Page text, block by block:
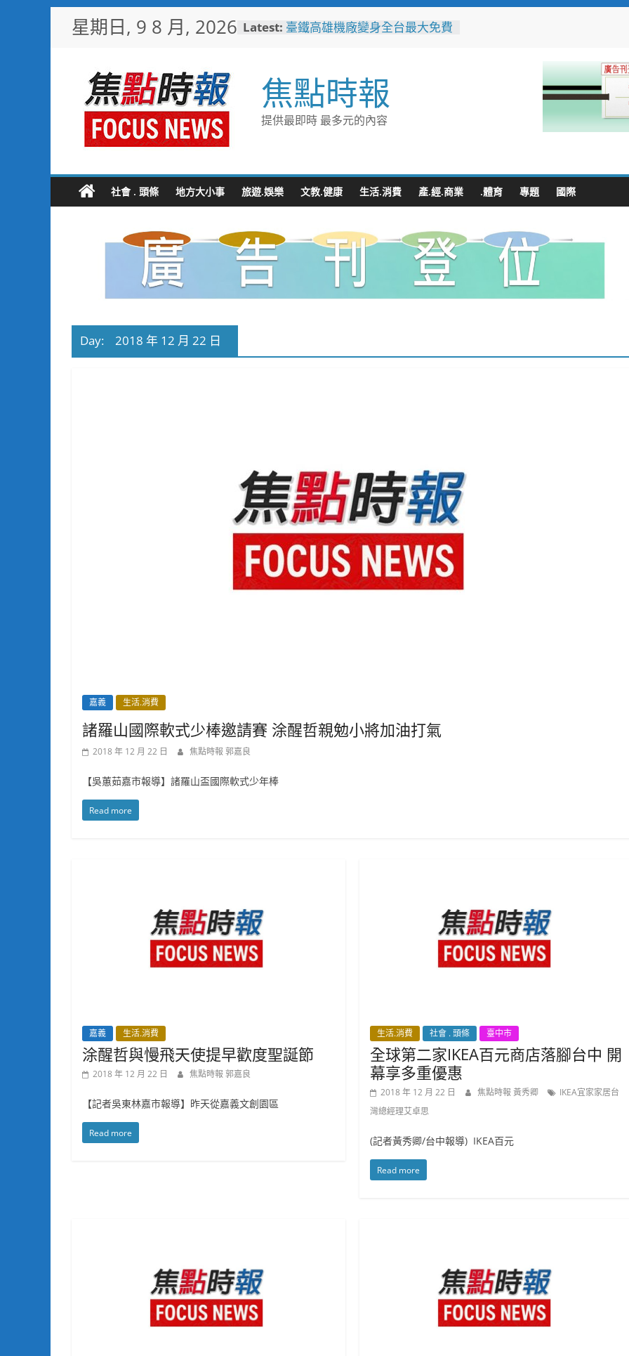
星期日, 9 8 月, 2026 Latest: 臺鐵高雄機廠變身全台最大免費
社區奪季軍、民榮社區獲佳作
岡山警民聯手暖助八旬嬤 「人
情味GPS」10分鐘找回返家路
跨國並肩彩排激盪爵士新火花
焦點時報
提供最即時 最多元的內容
社會 . 頭條 地方大小事 旅遊.娛樂 文教.健康 生活.消費 產.經.商業 .體育 專題 國際
Day: 2018 年 12 月 22 日
嘉義 生活.消費
諸羅山國際軟式少棒邀請賽 涂醒哲親勉小將加油打氣
2018 年 12 月 22 日 焦點時報 郭嘉良
【吳蕙茹嘉市報導】諸羅山盃國際軟式少年棒
Read more
嘉義 生活.消費
涂醒哲與慢飛天使提早歡度聖誕節
2018 年 12 月 22 日 焦點時報 郭嘉良
【記者吳東林嘉市報導】昨天從嘉義文創園區
Read more
生活.消費 社會 . 頭條 臺中市
全球第二家IKEA百元商店落腳台中 開
幕享多重優惠
2018 年 12 月 22 日 焦點時報 黃秀卿
IKEA宜家家居台
灣總經理艾卓思
(記者黃秀卿/台中報導) IKEA百元
Read more